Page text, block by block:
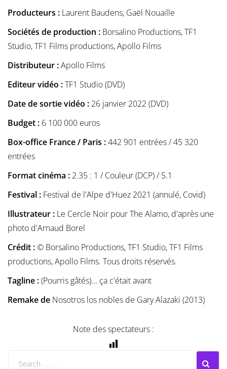
Producteurs : Laurent Baudens, Gaël Nouaille
Sociétés de production : Borsalino Productions, TF1
Studio, TF1 Films productions, Apollo Films
Distributeur :Apollo Films
Editeur vidéo :TF1 Studio (DVD)
Date de sortie vidéo : 26 janvier 2022 (DVD)
Budget : 6 100 000 euros
Box-office France / Paris :442 901 entrées / 45 320
entrées
Format cinéma : 2.35 : 1 / Couleur (DCP) / 5.1
Festival : Festival de l'Alpe d'Huez 2021 (annulé, Covid)
Illustrateur : Le Cercle Noir pour The Alamo, d'après une
photo d'Arnaud Borel
Crédit :© Borsalino Productions, TF1 Studio, TF1 Films
productions, Apollo Films. Tous droits réservés.
Tagline :(Pourris gâtés)... ça c'était avant
Remake de Nosotros los nobles de Gary Alazaki (2013)
Note des spectateurs :